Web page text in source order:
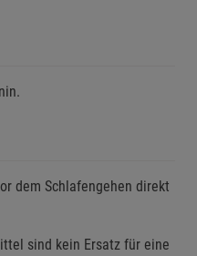
dem Schlafengehen direkt
sind kein Ersatz für eine